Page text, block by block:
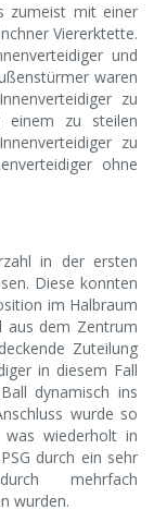
zumeist mit einer
Viererktette.
und
waren
zu
einem zu steilen
zu
ohne
in der ersten
Diese konnten
im Halbraum
aus dem Zentrum
Zuteilung
in diesem Fall
dynamisch ins
wurde so
wiederholt in
durch ein sehr
mehrfach
wurden.